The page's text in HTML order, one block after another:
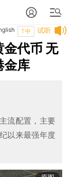
试听
T中
金代币 无
金库
流配置，主要
以来最强年度